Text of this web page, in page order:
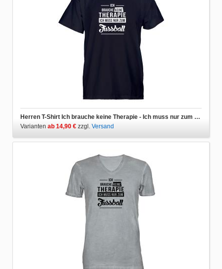
Herren T-Shirt Ich brauche keine Therapie - Ich muss nur zum Fussball
Varianten ab 14,90 € zzgl. Versand